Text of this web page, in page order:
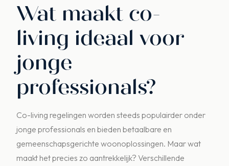
Wat maakt co-
living ideaal voor
jonge
professionals?
Co-living regelingen worden steeds populairder onder
jonge professionals en bieden betaalbare en
gemeenschapsgerichte woonoplossingen. Maar wat
maakt het precies zo aantrekkelijk? Verschillende